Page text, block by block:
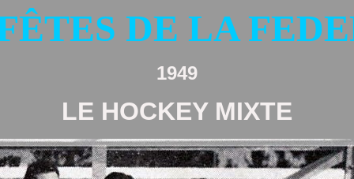
DE LA
1949
LE HOCKEY MIXTE